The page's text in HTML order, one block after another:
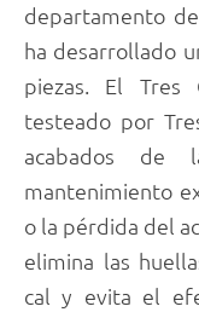
departamento
ha desarrollado
piezas. El
testeado por
acabados de
mantenimiento
o la pérdida del
elimina las
cal y evita el